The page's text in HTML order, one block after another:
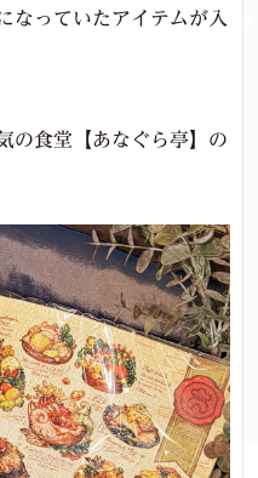
なっていたアイテムが入
の食堂【あなぐら亭】の